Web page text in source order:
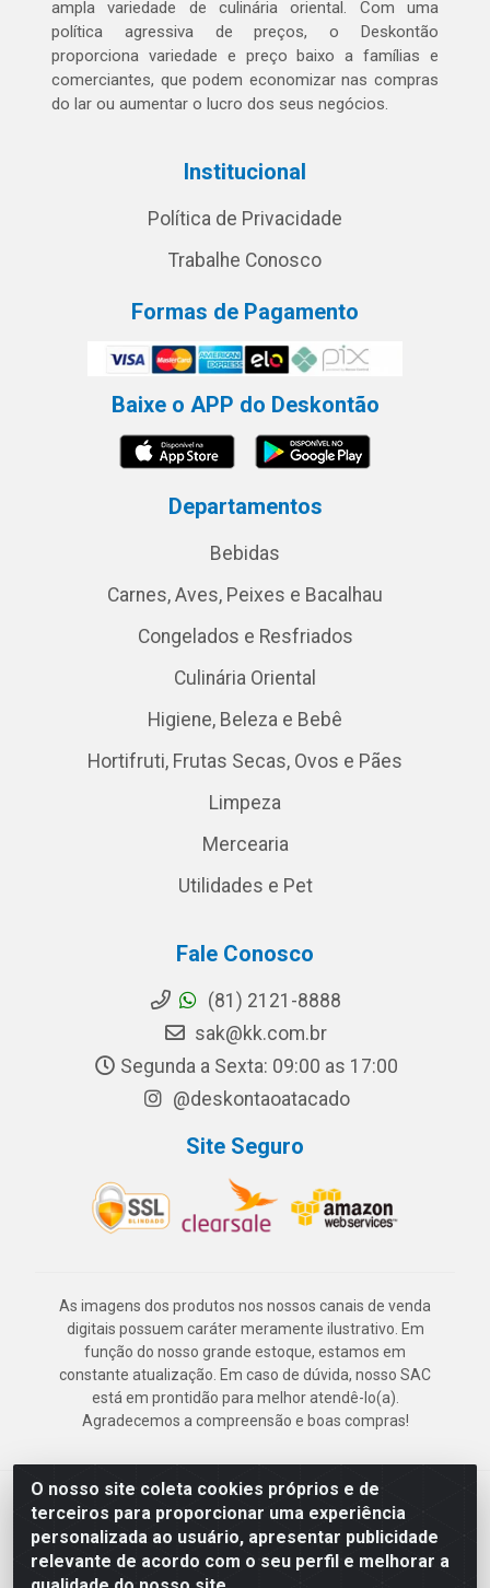
O nosso site coleta cookies próprios e de
terceiros para proporcionar uma experiência
personalizada ao usuário, apresentar publicidade
relevante de acordo com o seu perfil e melhorar a
ampla variedade de culinária oriental. Com uma
política agressiva de preços, o Deskontão
proporciona variedade e preço baixo a famílias e
comerciantes, que podem economizar nas compras
do lar ou aumentar o lucro dos seus negócios.
Institucional
Política de Privacidade
Trabalhe Conosco
Formas de Pagamento
Baixe o APP do Deskontão
Departamentos
Bebidas
Carnes, Aves, Peixes e Bacalhau
Congelados e Resfriados
Culinária Oriental
Higiene, Beleza e Bebê
Hortifruti, Frutas Secas, Ovos e Pães
Limpeza
Mercearia
Utilidades e Pet
Fale Conosco
(81) 2121-8888
sak@kk.com.br
Segunda a Sexta: 09:00 as 17:00
@deskontaoatacado
Site Seguro
As imagens dos produtos nos nossos canais de venda
digitais possuem caráter meramente ilustrativo. Em
função do nosso grande estoque, estamos em
constante atualização. Em caso de dúvida, nosso SAC
está em prontidão para melhor atendê-lo(a).
Agradecemos a compreensão e boas compras!
Deskontão Atacado - Av. Marechal Mascarenhas de Morais, 2471 -
Imbiribeira - Recife/PE - CEP 51.150-001 - CNPJ 24.150.377/0003-
57